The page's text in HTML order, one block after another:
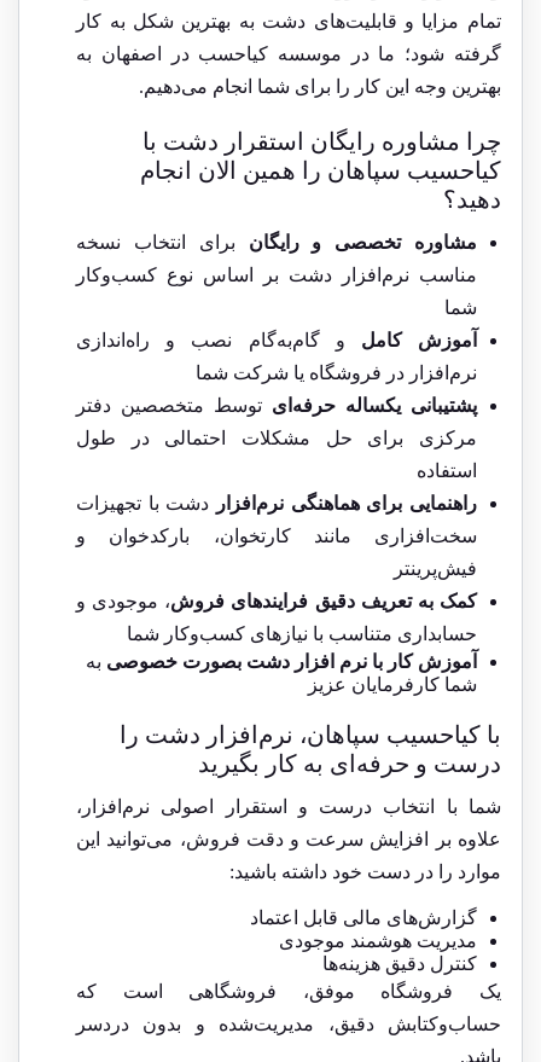
تمام مزایا و قابلیت‌های دشت به بهترین شکل به کار
گرفته شود؛ ما در موسسه کیاحسب در اصفهان به
بهترین وجه این کار را برای شما انجام می‌دهیم.
چرا مشاوره رایگان استقرار دشت با
کیاحسیب سپاهان را همین الان انجام
دهید؟
مشاوره تخصصی و رایگان برای انتخاب نسخه
مناسب نرم‌افزار دشت بر اساس نوع کسب‌وکار
شما
آموزش کامل و گام‌به‌گام نصب و راه‌اندازی
نرم‌افزار در فروشگاه یا شرکت شما
پشتیبانی یکساله حرفه‌ای توسط متخصصین دفتر
مرکزی برای حل مشکلات احتمالی در طول
استفاده
راهنمایی برای هماهنگی نرم‌افزار
دشت با تجهیزات
سخت‌افزاری مانند کارتخوان، بارکدخوان و
فیش‌پرینتر
کمک به تعریف دقیق فرایندهای فروش، موجودی و
حسابداری متناسب با نیازهای کسب‌وکار شما
آموزش کار با نرم افزار دشت بصورت خصوصی به
شما کارفرمایان عزیز
با کیاحسیب سپاهان، نرم‌افزار دشت را
درست و حرفه‌ای به کار بگیرید
شما با انتخاب درست و استقرار اصولی نرم‌افزار،
علاوه بر افزایش سرعت و دقت فروش، می‌توانید این
موارد را در دست خود داشته باشید:
گزارش‌های مالی قابل اعتماد
مدیریت هوشمند موجودی
کنترل دقیق هزینه‌ها
یک فروشگاه موفق، فروشگاهی است که
حساب‌وکتابش دقیق، مدیریت‌شده و بدون دردسر
باشد.